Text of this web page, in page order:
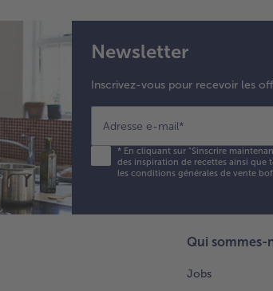
Newsletter
Inscrivez-vous pour recevoir les
Adresse e-mail*
*En cliquant sur "Sinscrire
des inspiration de recettes ainsi que
les conditions générales de vente
Qui sommes-
Jobs